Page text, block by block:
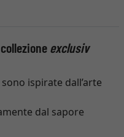
exclusiv
ispirate dall’arte
dal sapore